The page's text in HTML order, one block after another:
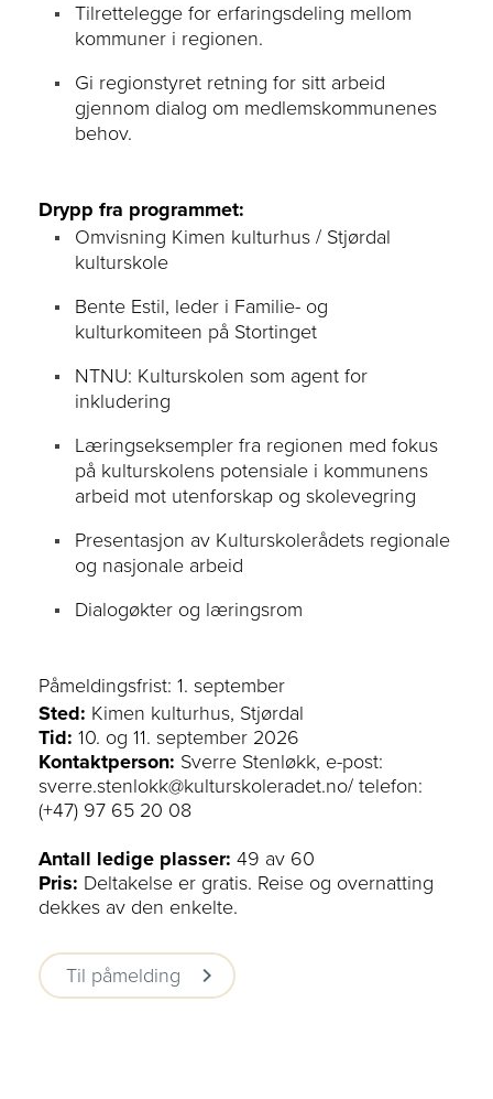
Tilrettelegge for erfaringsdeling mellom
kommuner i regionen.
Gi regionstyret retning for sitt arbeid
gjennom dialog om medlemskommunenes
behov.
​Drypp fra programmet:
Omvisning Kimen kulturhus / Stjørdal
kulturskole
Bente Estil, leder i Familie- og
kulturkomiteen på Stortinget
NTNU: Kulturskolen som agent for
inkludering
Læringseksempler fra regionen med fokus
på kulturskolens potensiale i kommunens
arbeid mot utenforskap og skolevegring
Presentasjon av Kulturskolerådets regionale
og nasjonale arbeid
Dialogøkter og læringsrom
Påmeldingsfrist: 1. september
Sted: Kimen kulturhus, Stjørdal
Tid: 10. og 11. september 2026
Kontaktperson: Sverre Stenløkk, e-post:
sverre.stenlokk@kulturskoleradet.no/ telefon:
(+47) 97 65 20 08
Antall ledige plasser: 49 av 60
Pris: Deltakelse er gratis. Reise og overnatting
dekkes av den enkelte.
Til påmelding